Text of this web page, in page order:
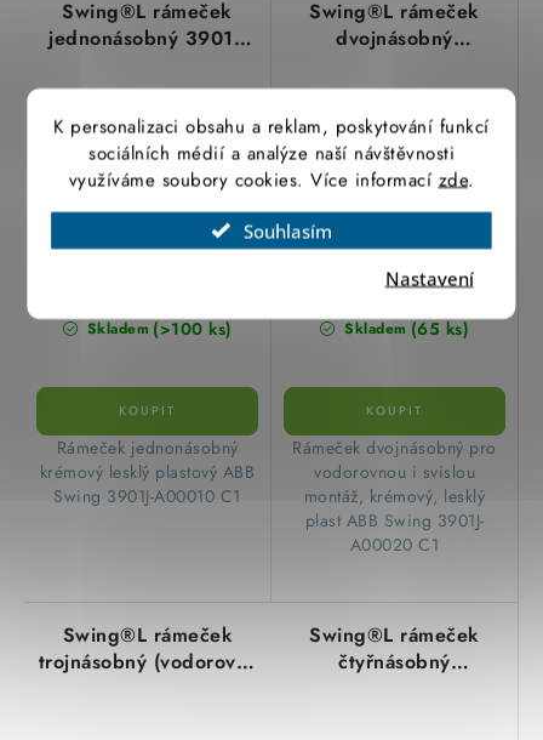
K personalizaci obsahu a reklam, poskytování funkcí
sociálních médií a analýze naší návštěvnosti
využíváme soubory cookies. Více informacízde.
Souhlasím
Nastavení
Swing®L rámeček
jednonásobný 3901J-
ABB
Skladem (>100 ks)
​Rámeček jednonásobný
krémový lesklý plastový ABB
Swing 3901J-A00010 C1
Swing®L rámeček
dvojnásobný
montáž) 3901J-A00020
C1 krémová ABB
Skladem (65 ks)
45,54 Kč bez DPH
55,10 Kč
​Rámeček dvojnásobný pro
vodorovnou i svislou
montáž, krémový, lesklý
plast ABB Swing 3901J-
A00020 C1
Swing®L rámeček
trojnásobný (vodorovná
Swing®L rámeček
čtyřnásobný